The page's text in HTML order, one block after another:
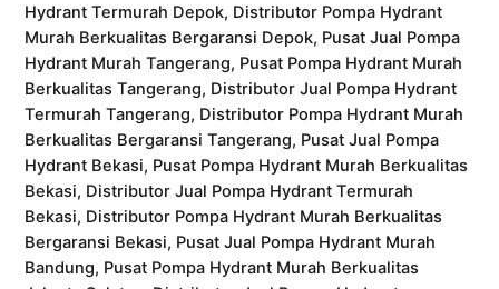
Hydrant Termurah Depok, Distributor Pompa Hydrant
Murah Berkualitas Bergaransi Depok, Pusat Jual Pompa
Hydrant Murah Tangerang, Pusat Pompa Hydrant Murah
Berkualitas Tangerang, Distributor Jual Pompa Hydrant
Termurah Tangerang, Distributor Pompa Hydrant Murah
Berkualitas Bergaransi Tangerang, Pusat Jual Pompa
Hydrant Bekasi, Pusat Pompa Hydrant Murah Berkualitas
Bekasi, Distributor Jual Pompa Hydrant Termurah
Bekasi, Distributor Pompa Hydrant Murah Berkualitas
Bergaransi Bekasi, Pusat Jual Pompa Hydrant Murah
Bandung, Pusat Pompa Hydrant Murah Berkualitas